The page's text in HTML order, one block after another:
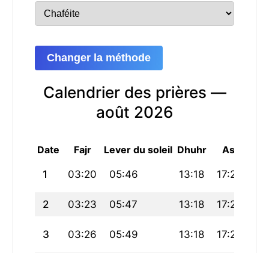
Changer la méthode
Calendrier des prières —
août 2026
Date Fajr Lever du soleil Dhuhr Asr
1 03:20 05:46 13:18 17:24
2 03:23 05:47 13:18 17:24
3 03:26 05:49 13:18 17:23